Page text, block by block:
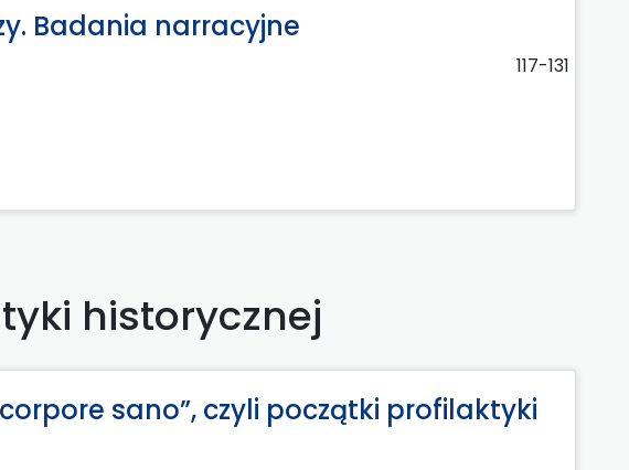
Badania narracyjne
117-131
historycznej
sano”, czyli początki profilaktyki